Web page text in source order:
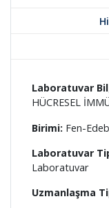
Laboratuvar
HÜCRESEL
Birimi: Fen-
Laboratuvar
Laboratuvar
Uzmanlaşma